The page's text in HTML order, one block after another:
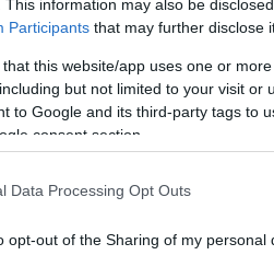
This information may also be
Participants that may further disclose
that this website/app uses one or
but not limited to your visit or
to Google and its third-party tags to
consent section.
Data Processing Opt Outs
opt-out of the Sharing of my personal
búcsú kezdete
amely a
húshagyókedd – első
része: a báli
népszokások ideje. Sok vidéki
és táncmulatságokat,
volt helye a bőséges